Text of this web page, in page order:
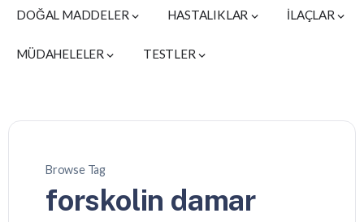
DOĞAL MADDELER HASTALIKLAR İLAÇLAR
MÜDAHELELER TESTLER
Browse Tag
forskolin damar